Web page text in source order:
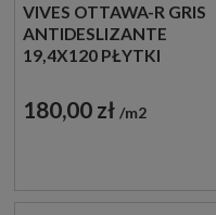
VIVES OTTAWA-R GRIS
ANTIDESLIZANTE
19,4X120 PŁYTKI
GRESOWE
180,00 zł m2